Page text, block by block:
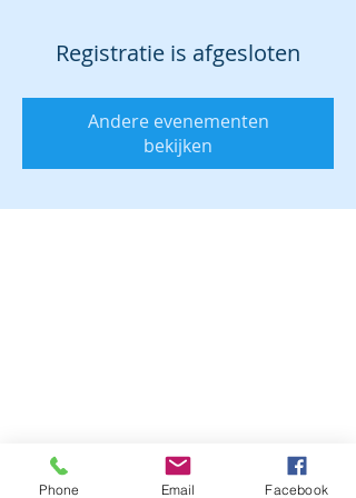
Registratie is afgesloten
Andere evenementen
bekijken
Phone Email Facebook